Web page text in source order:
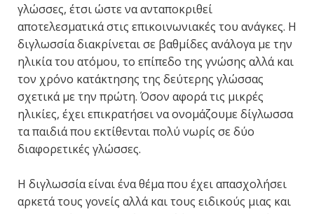
γλώσσες, έτσι ώστε να ανταποκριθεί
αποτελεσματικά στις επικοινωνιακές του ανάγκες. Η
διγλωσσία διακρίνεται σε βαθμίδες ανάλογα με την
ηλικία του ατόμου, το επίπεδο της γνώσης αλλά και
τον χρόνο κατάκτησης της δεύτερης γλώσσας
σχετικά με την πρώτη. Όσον αφορά τις μικρές
ηλικίες, έχει επικρατήσει να ονομάζουμε δίγλωσσα
τα παιδιά που εκτίθενται πολύ νωρίς σε δύο
διαφορετικές γλώσσες.
Η διγλωσσία είναι ένα θέμα που έχει απασχολήσει
αρκετά τους γονείς αλλά και τους ειδικούς μιας και